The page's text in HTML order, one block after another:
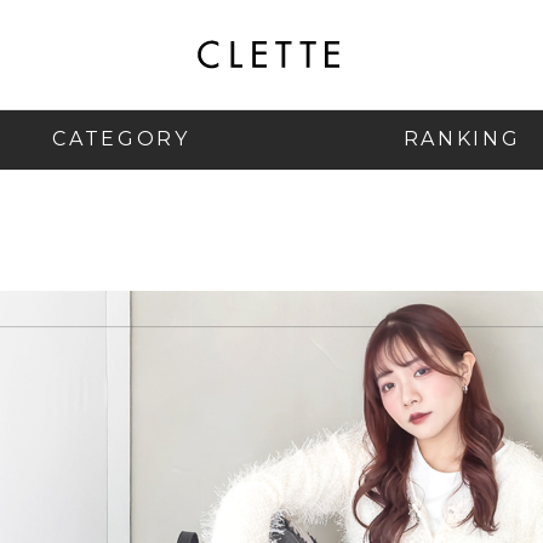
CATEGORY RANKING